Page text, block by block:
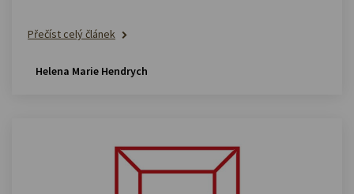
Přečíst celý článek
Helena Marie Hendrych